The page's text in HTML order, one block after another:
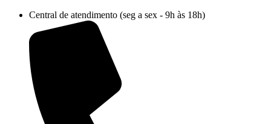
conteúdo
Central de atendimento (seg a sex - 9h às 18h)